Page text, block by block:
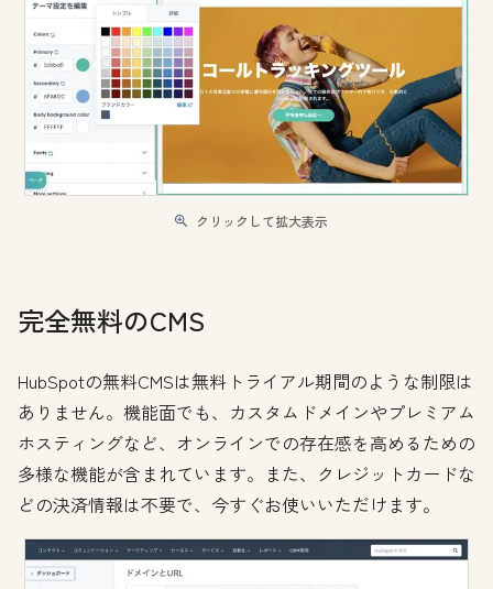
クリックして拡大表示
完全無料のCMS
HubSpotの無料CMSは無料トライアル期間のような制限は
ありません。機能面でも、カスタムドメインやプレミアム
ホスティングなど、オンラインでの存在感を高めるための
多様な機能が含まれています。また、クレジットカードな
どの決済情報は不要で、今すぐお使いいただけます。